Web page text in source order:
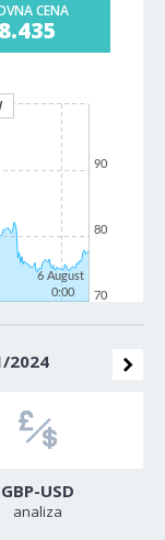
CENA
6 August
0:00
70
80
90
2024
GBP-USD
analiza